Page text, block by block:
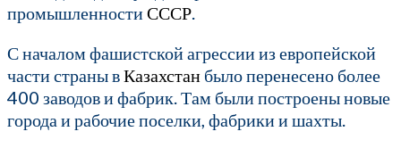
промышленностиСССР.
С началом фашистской агрессии из европейской
части страны вКазахстан было перенесено более
400 заводов и фабрик. Там были построены новые
города и рабочие поселки, фабрики и шахты.